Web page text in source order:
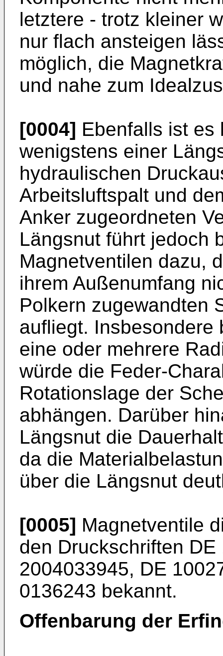
letztere - trotz kleiner
nur flach ansteigen
möglich, die
und nahe zum
[0004] Ebenfalls ist es
wenigstens einer
hydraulischen
Arbeitsluftspalt und
Anker zugeordneten
Längsnut führt jedoch
Magnetventilen dazu,
ihrem Außenumfang
Polkern zugewandten
aufliegt. Insbesondere
eine oder mehrere
würde die Feder-
Rotationslage der
abhängen. Darüber
Längsnut die
da die
über die Längsnut
[0005] Magnetventile
den Druckschriften DE
2004033945, DE
0136243 bekannt.
Offenbarung der